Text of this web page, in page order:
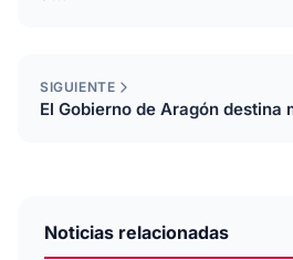
SIGUIENTE
El Gobierno de Aragón destina
Noticias relacionadas